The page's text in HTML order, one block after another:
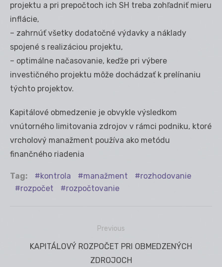
projektu a pri prepočtoch ich SH treba zohľadniť mieru
inflácie,
– zahrnúť všetky dodatočné výdavky a náklady
spojené s realizáciou projektu,
– optimálne načasovanie, keďže pri výbere
investičného projektu môže dochádzať k prelínaniu
týchto projektov.
Kapitálové obmedzenie je obvykle výsledkom
vnútorného limitovania zdrojov v rámci podniku, ktoré
vrcholový manažment používa ako metódu
finančného riadenia
Tag: kontrola manažment
rozhodovanie
rozpočet
rozpočtovanie
Navigácia
Previous
Previous
KAPITÁLOVÝ ROZPOČET PRI OBMEDZENÝCH
ZDROJOCH